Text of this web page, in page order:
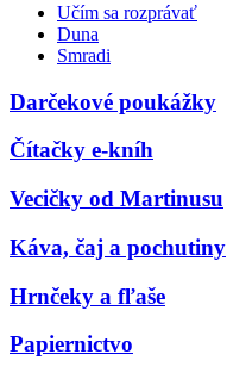
Učím sa rozprávať
Duna
Smradi
Darčekové poukážky
Čítačky e-kníh
Vecičky od Martinusu
Káva, čaj a pochutiny
Hrnčeky a fľaše
Papiernictvo